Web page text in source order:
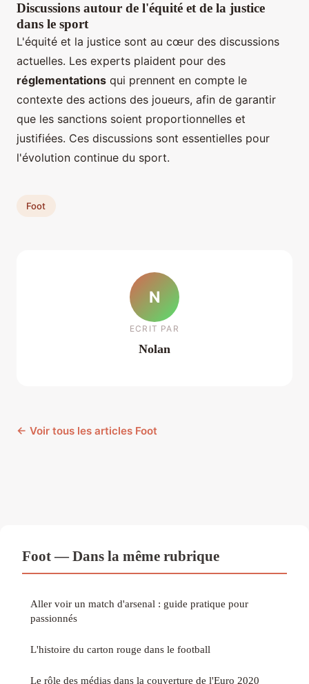
Discussions autour de l'équité et de la justice
dans le sport
L'équité et la justice sont au cœur des discussions
actuelles. Les experts plaident pour des
réglementations qui prennent en compte le
contexte des actions des joueurs, afin de garantir
que les sanctions soient proportionnelles et
justifiées. Ces discussions sont essentielles pour
l'évolution continue du sport.
Foot
N
ECRIT PAR
Nolan
← Voir tous les articles Foot
Foot — Dans la même rubrique
Aller voir un match d'arsenal : guide pratique pour
passionnés
L'histoire du carton rouge dans le football
Le rôle des médias dans la couverture de l'Euro 2020